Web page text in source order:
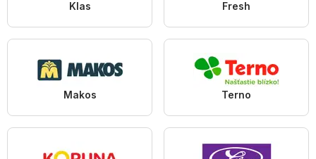
Klas Fresh
Makos Terno